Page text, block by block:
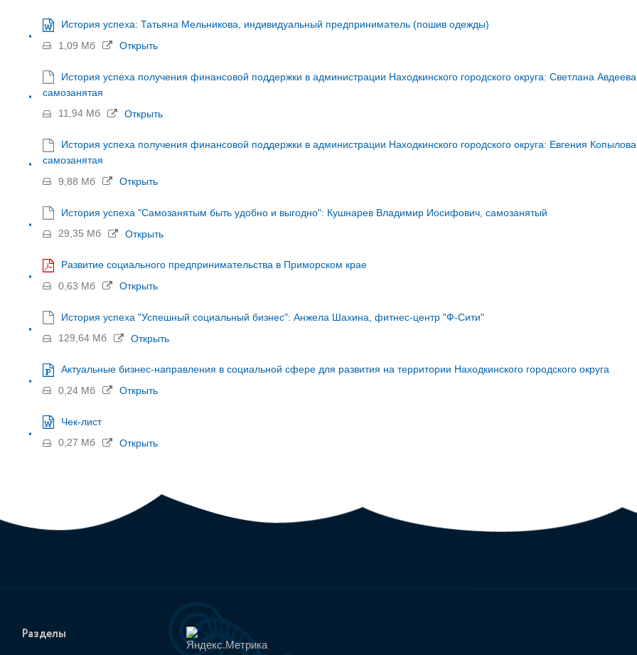
История успеха: Татьяна Мельникова, индивидуальный предприниматель (пошив одежды)
1,09 Мб
Открыть
История успеха получения финансовой поддержки в администрации Находкинского городского округа: Светлана Авдеева,
самозанятая
11,94 Мб
Открыть
История успеха получения финансовой поддержки в администрации Находкинского городского округа: Евгения
самозанятая
9,88 Мб
Открыть
История успеха "Самозанятым быть удобно и выгодно": Кушнарев Владимир Иосифович, самозанятый
29,35 Мб
Открыть
Развитие социального предпринимательства в Приморском крае
0,63 Мб
Открыть
История успеха "Успешный социальный бизнес": Анжела Шахина, фитнес-центр "Ф-Сити"
129,64 Мб
Открыть
Актуальные бизнес-направления в социальной сфере для развития на территории Находкинского городского округа
0,24 Мб
Открыть
Чек-лист
0,27 Мб
Открыть
Разделы